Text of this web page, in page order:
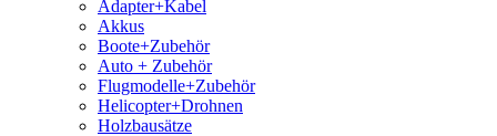
Adapter+Kabel
Akkus
Boote+Zubehör
Auto + Zubehör
Flugmodelle+Zubehör
Helicopter+Drohnen
Holzbausätze